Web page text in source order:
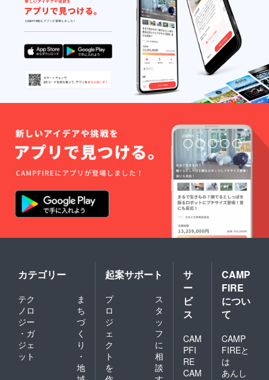
カテゴリー
テク
ノロ
ジー
・ガ
ジェ
ット
ま
ち
づ
く
り
・
地
起案サポート
プ
ロ
ジ
ェ
ク
ト
を
ス
タ
ッ
フ
に
相
談
サ
ー
ビ
ス
CAM
PFI
RE
CAM
CAMP
FIRE
につい
て
CAMP
FIREと
は
あんし